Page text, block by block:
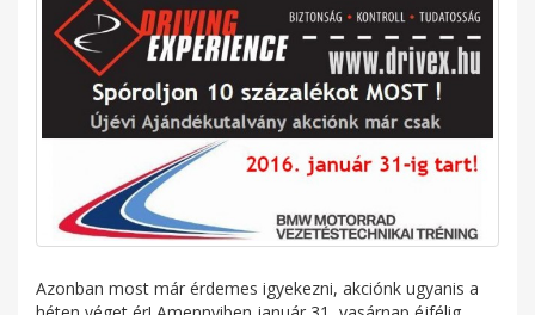
Azonban most már érdemes igyekezni, akciónk ugyanis a